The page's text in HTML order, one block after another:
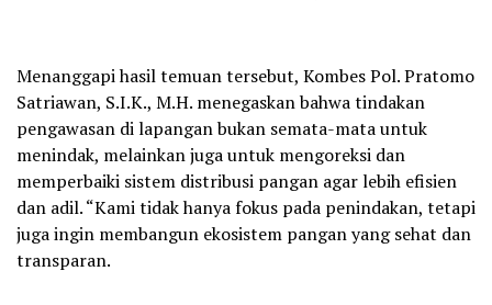
Menanggapi hasil temuan tersebut, Kombes Pol. Pratomo
Satriawan, S.I.K., M.H. menegaskan bahwa tindakan
pengawasan di lapangan bukan semata-mata untuk
menindak, melainkan juga untuk mengoreksi dan
memperbaiki sistem distribusi pangan agar lebih efisien
dan adil. “Kami tidak hanya fokus pada penindakan, tetapi
juga ingin membangun ekosistem pangan yang sehat dan
transparan.